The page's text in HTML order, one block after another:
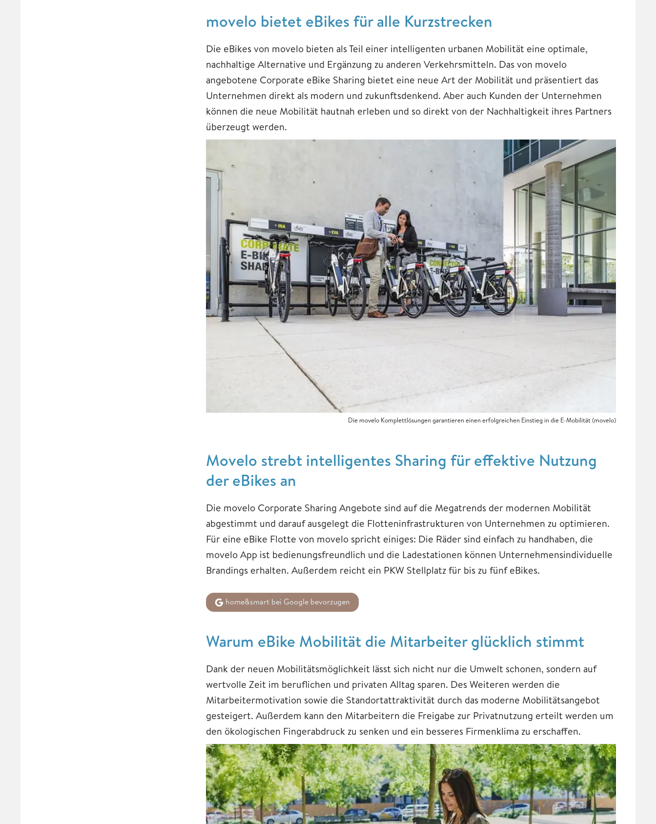
movelo bietet eBikes für alle Kurzstrecken
Die eBikes von movelo bieten als Teil einer intelligenten urbanen Mobilität eine optimale,
nachhaltige Alternative und Ergänzung zu anderen Verkehrsmitteln. Das von movelo
angebotene Corporate eBike Sharing bietet eine neue Art der Mobilität und präsentiert das
Unternehmen direkt als modern und zukunftsdenkend. Aber auch Kunden der Unternehmen
können die neue Mobilität hautnah erleben und so direkt von der Nachhaltigkeit ihres Partners
überzeugt werden.
Die movelo Komplettlösungen garantieren einen erfolgreichen Einstieg in die E-Mobilität (movelo)
Movelo strebt intelligentes Sharing für effektive Nutzung
der eBikes an
Die movelo Corporate Sharing Angebote sind auf die Megatrends der modernen Mobilität
abgestimmt und darauf ausgelegt die Flotteninfrastrukturen von Unternehmen zu optimieren.
Für eine eBike Flotte von movelo spricht einiges: Die Räder sind einfach zu handhaben, die
movelo App ist bedienungsfreundlich und die Ladestationen können Unternehmensindividuelle
Brandings erhalten. Außerdem reicht ein PKW Stellplatz für bis zu fünf eBikes.
home&smart bei Google bevorzugen
Warum eBike Mobilität die Mitarbeiter glücklich stimmt
Dank der neuen Mobilitätsmöglichkeit lässt sich nicht nur die Umwelt schonen, sondern auf
wertvolle Zeit im beruflichen und privaten Alltag sparen. Des Weiteren werden die
Mitarbeitermotivation sowie die Standortattraktivität durch das moderne Mobilitätsangebot
gesteigert. Außerdem kann den Mitarbeitern die Freigabe zur Privatnutzung erteilt werden um
den ökologischen Fingerabdruck zu senken und ein besseres Firmenklima zu erschaffen.